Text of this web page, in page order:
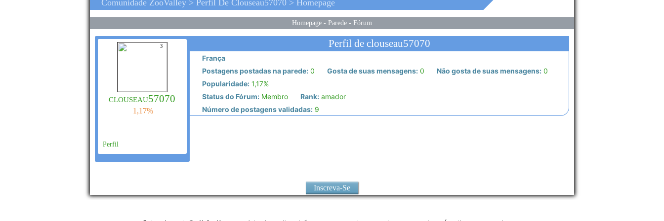
Comunidade ZooValley > Perfil De Clouseau57070 > Homepage
Homepage - Parede - Fórum
3
clouseau57070
1,17%
Perfil
Perfil de clouseau57070
França
Postagens postadas na parede:0 Gosta de suas mensagens:0 Não gosta de suas mensagens:0
Popularidade:1,17%
Status do Fórum:Membro Rank:amador
Número de postagens validadas:9
Inscreva-Se